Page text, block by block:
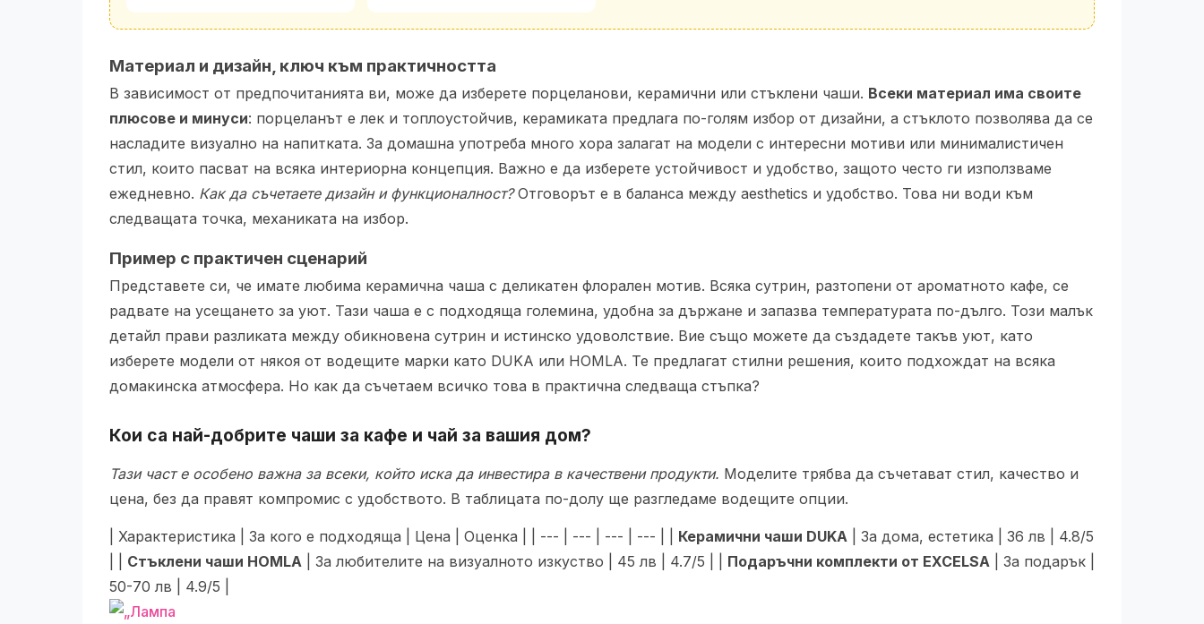
Материал и дизайн, ключ към практичността
В зависимост от предпочитанията ви, може да изберете порцеланови, керамични или стъклени чаши. Всеки материал има своите
плюсове и минуси: порцеланът е лек и топлоустойчив, керамиката предлага по-голям избор от дизайни, а стъклото позволява да се
насладите визуално на напитката. За домашна употреба много хора залагат на модели с интересни мотиви или минималистичен
стил, които пасват на всяка интериорна концепция. Важно е да изберете устойчивост и удобство, защото често ги използваме
ежедневно. Как да съчетаете дизайн и функционалност?Отговорът е в баланса между aesthetics и удобство. Това ни води към
следващата точка, механиката на избор.
Пример с практичен сценарий
Представете си, че имате любима керамична чаша с деликатен флорален мотив. Всяка сутрин, разтопени от ароматното кафе, се
радвате на усещането за уют. Тази чаша е с подходяща големина, удобна за държане и запазва температурата по-дълго. Този малък
детайл прави разликата между обикновена сутрин и истинско удоволствие. Вие също можете да създадете такъв уют, като
изберете модели от някоя от водещите марки като DUKA или HOMLA. Те предлагат стилни решения, които подхождат на всяка
домакинска атмосфера. Но как да съчетаем всичко това в практична следваща стъпка?
Кои са най-добрите чаши за кафе и чай за вашия дом?
Тази част е особено важна за всеки, който иска да инвестира в качествени продукти. Моделите трябва да съчетават стил, качество и
цена, без да правят компромис с удобството. В таблицата по-долу ще разгледаме водещите опции.
| Характеристика | За кого е подходяща | Цена | Оценка | | --- | --- | --- | --- | | Керамични чаши DUKA | За дома, естетика | 36 лв | 4.8/5
Стъклени чаши HOMLA | За любителите на визуалното изкуство | 45 лв | 4.7/5 | | Подаръчни комплекти от EXCELSA | За подарък |
50-70 лв | 4.9/5 |